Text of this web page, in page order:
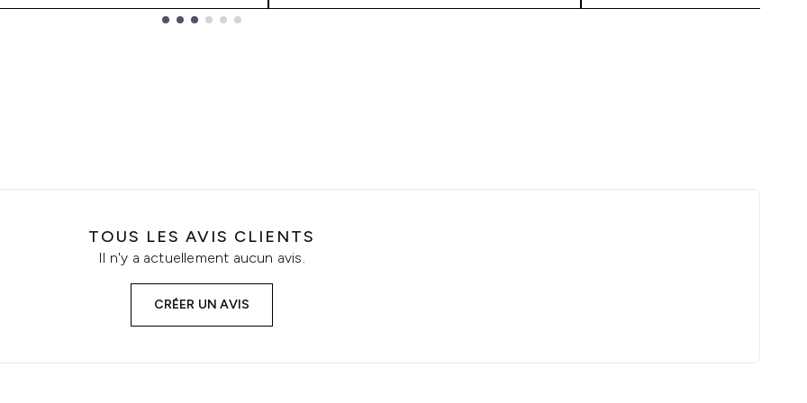
TOUS LES AVIS CLIENTS
Il n'y a actuellement aucun avis.
CRÉER UN AVIS